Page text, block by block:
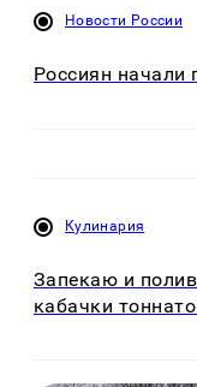
Новости России
Россиян начали
Кулинария
Запекаю и
кабачки